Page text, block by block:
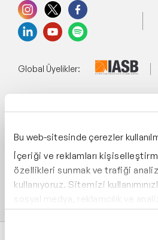
Bu web-sitesinde çerezler
İçeriği ve reklamları
özellikleri sunmak ve trafiği
kullanıyoruz. Sitemizi
sosyal medya, reklamcılık ve
paylaşabiliriz. İş ortaklarımız, bu
sağladığınız veya hizmetlerini
Global Üyelikler:
Destekliyoruz: